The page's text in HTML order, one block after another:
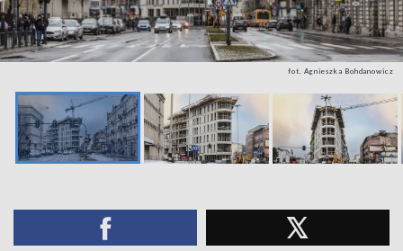
fot. Agnieszka Bohdanowicz